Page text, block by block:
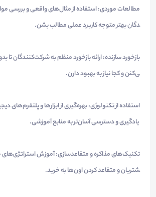
مطالعات موردی: استفاده از مثال‌های واقعی و بررسی
دگان بهتر متوجه کاربرد عملی مطالب بشن.
بازخورد سازنده: ارائه بازخورد منظم به شرکت‌کنندگان
ی‌کنن و کجا نیاز به بهبود دارن.
استفاده از تکنولوژی: بهره‌گیری از ابزارها و پلتفرم‌های
یادگیری و دسترسی آسان‌تر به منابع آموزشی.
تکنیک‌های مذاکره و متقاعدسازی: آموزش استراتژی‌های
شتریان و متقاعد کردن اون‌ها به خرید.